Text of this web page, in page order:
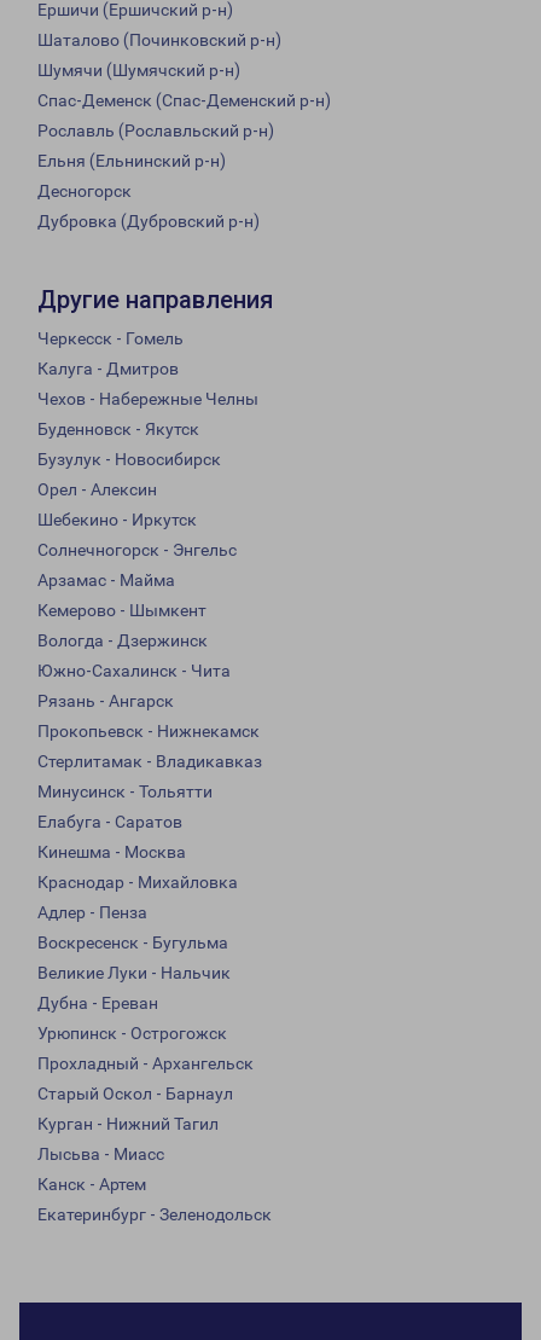
Ершичи (Ершичский р-н)
Шаталово (Починковский р-н)
Шумячи (Шумячский р-н)
Спас-Деменск (Спас-Деменский р-н)
Рославль (Рославльский р-н)
Ельня (Ельнинский р-н)
Десногорск
Дубровка (Дубровский р-н)
Другие направления
Черкесск - Гомель
Калуга - Дмитров
Чехов - Набережные Челны
Буденновск - Якутск
Бузулук - Новосибирск
Орел - Алексин
Шебекино - Иркутск
Солнечногорск - Энгельс
Арзамас - Майма
Кемерово - Шымкент
Вологда - Дзержинск
Южно-Сахалинск - Чита
Рязань - Ангарск
Прокопьевск - Нижнекамск
Стерлитамак - Владикавказ
Минусинск - Тольятти
Елабуга - Саратов
Кинешма - Москва
Краснодар - Михайловка
Адлер - Пенза
Воскресенск - Бугульма
Великие Луки - Нальчик
Дубна - Ереван
Урюпинск - Острогожск
Прохладный - Архангельск
Старый Оскол - Барнаул
Курган - Нижний Тагил
Лысьва - Миасс
Канск - Артем
Екатеринбург - Зеленодольск